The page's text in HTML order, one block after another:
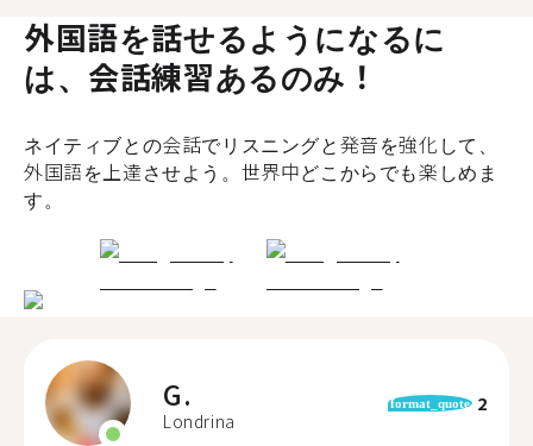
外国語を話せるようになるに
は、会話練習あるのみ！
ネイティブとの会話でリスニングと発音を強化して、
外国語を上達させよう。世界中どこからでも楽しめま
す。
G.
Londrina
format_quote 2